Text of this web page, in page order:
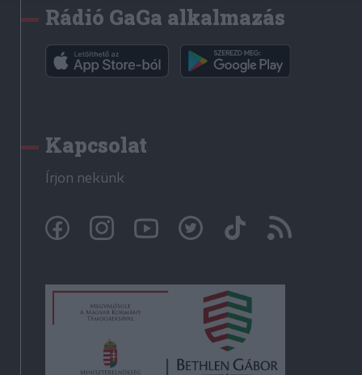
Rádió GaGa alkalmazás
Kapcsolat
Írjon nekünk